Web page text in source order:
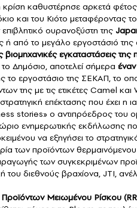
κρίση καθυστέρησε αρκετά
και του Κιότο μεταφέροντας
ουρανοξύστη της
ή από το μεγάλο εργοστάσιό της
εγκαταστάσεις της
το Δημόσιο, αποτελεί σήμερα
το εργοστάσιο της ΣΕΚΑΠ, το
της με τις ετικέτες Camel και
επέκτασης που έχει η
stories» ο αντιπρόεδρος του
ενημερωτικής εκδήλωσης
να εξηγήσει το
των προϊόντων
των συγκεκριμένων
διεθνούς βραχίονα, JTI,
Μειωμένου Ρίσκου